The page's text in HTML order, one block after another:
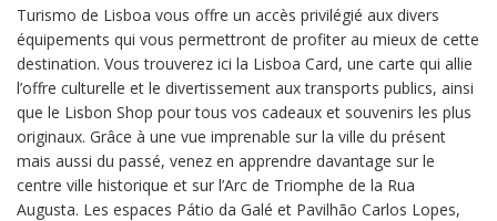
Turismo de Lisboa vous offre un accès privilégié aux divers
équipements qui vous permettront de profiter au mieux de cette
destination. Vous trouverez ici la Lisboa Card, une carte qui allie
l’offre culturelle et le divertissement aux transports publics, ainsi
que le Lisbon Shop pour tous vos cadeaux et souvenirs les plus
originaux. Grâce à une vue imprenable sur la ville du présent
mais aussi du passé, venez en apprendre davantage sur le
centre ville historique et sur l’Arc de Triomphe de la Rua
Augusta. Les espaces Pátio da Galé et Pavilhão Carlos Lopes,